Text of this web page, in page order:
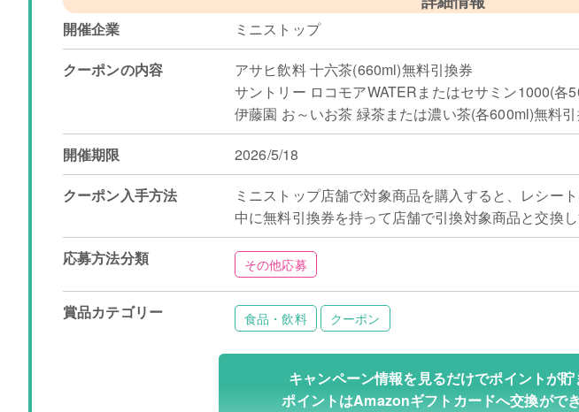
開催企業
ミニストップ
クーポンの内容
アサヒ飲料 十六茶(660ml)無料引換券
サントリー ロコモアWATERまたはセサミン1000(各
伊藤園 お～いお茶 緑茶または濃い茶(各600ml)無料
開催期限
2026/5/18
クーポン入手方法
ミニストップ店舗で対象商品を購入すると、レシー
中に無料引換券を持って店舗で引換対象商品と交換し
応募方法分類
その他応募
賞品カテゴリー 食品・飲料 クーポン
キャンペーン情報を見るだけでポイントが貯
ポイントはAmazonギフトカードへ交換ができ